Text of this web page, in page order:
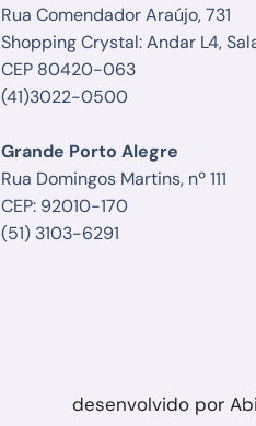
Rua Comendador Araújo, 731
Shopping Crystal: Andar L4,
CEP 80420-063
(41)3022-0500
Grande Porto Alegre
Rua Domingos Martins, nº 111
CEP: 92010-170
(51) 3103-6291
desenvolvido por